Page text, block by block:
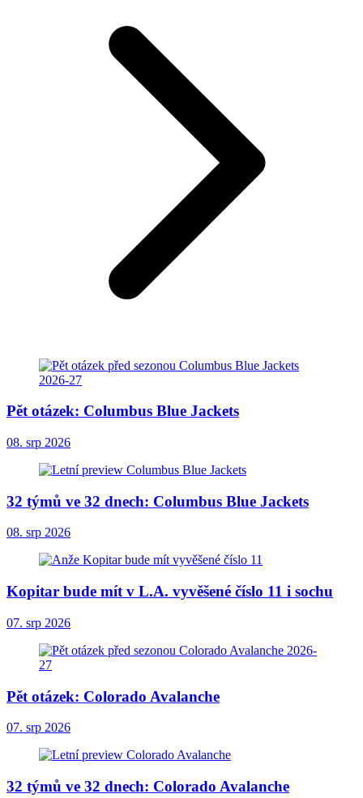
Pět otázek: Columbus Blue Jackets
08. srp 2026
32 týmů ve 32 dnech: Columbus Blue Jackets
08. srp 2026
Kopitar bude mít v L.A. vyvěšené číslo 11 i sochu
07. srp 2026
Pět otázek: Colorado Avalanche
07. srp 2026
32 týmů ve 32 dnech: Colorado Avalanche